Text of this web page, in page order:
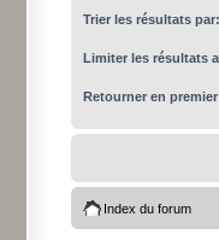
Trier les résultats par:
Limiter les résultats
Retourner en
Index du forum